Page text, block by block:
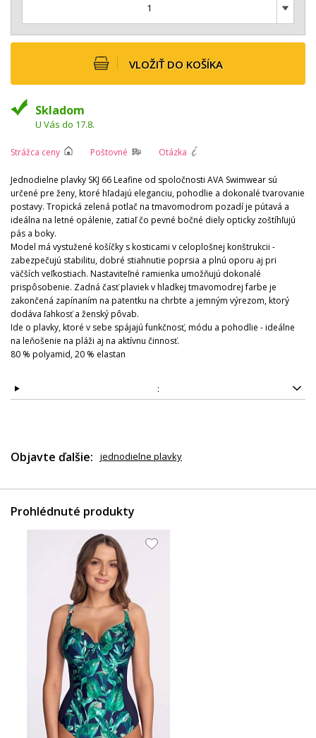
1
VLOŽIŤ DO KOŠÍKA
Skladom
U Vás do 17.8.
Strážca ceny Poštovné Otázka
Jednodielne plavky SKJ 66 Leafine od spoločnosti AVA Swimwear sú
určené pre ženy, ktoré hľadajú eleganciu, pohodlie a dokonalé tvarovanie
postavy. Tropická zelená potlač na tmavomodrom pozadí je pútavá a
ideálna na letné opálenie, zatiaľ čo pevné bočné diely opticky zoštíhľujú
pás a boky.
Model má vystužené košíčky s kosticami v celoplošnej konštrukcii -
zabezpečujú stabilitu, dobré stiahnutie poprsia a plnú oporu aj pri
väčších veľkostiach. Nastaviteľné ramienka umožňujú dokonalé
prispôsobenie. Zadná časť plaviek v hladkej tmavomodrej farbe je
zakončená zapínaním na patentku na chrbte a jemným výrezom, ktorý
dodáva ľahkosť a ženský pôvab.
Ide o plavky, ktoré v sebe spájajú funkčnosť, módu a pohodlie - ideálne
na leňošenie na pláži aj na aktívnu činnosť.
80 % polyamid, 20 % elastan
:
Objavte ďalšie: jednodielne plavky
Prohlédnuté produkty